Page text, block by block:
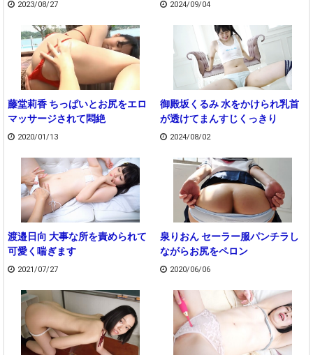
2023/08/27 2024/09/04
藤堂莉香 ちっぱいとお尻をエロ
マッサージされて悶絶
2020/01/13
御殿坂くるみ 水をかけられ乳首
が透けてまんすじくっきり
2024/08/02
渡邉日向 大事な所を責められて
可愛く喘ぎます
2021/07/27
泉りおん セーラー服パンチラし
ながらお尻をペロン
2020/06/06